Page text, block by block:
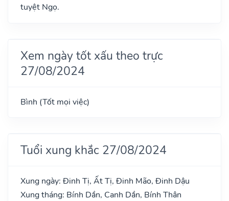
tuyệt Ngọ.
Xem ngày tốt xấu theo trực
27/08/2024
Bình (Tốt mọi việc)
Tuổi xung khắc 27/08/2024
Xung ngày: Đinh Tị, Ất Tị, Đinh Mão, Đinh Dậu
Xung tháng: Bính Dần, Canh Dần, Bính Thân